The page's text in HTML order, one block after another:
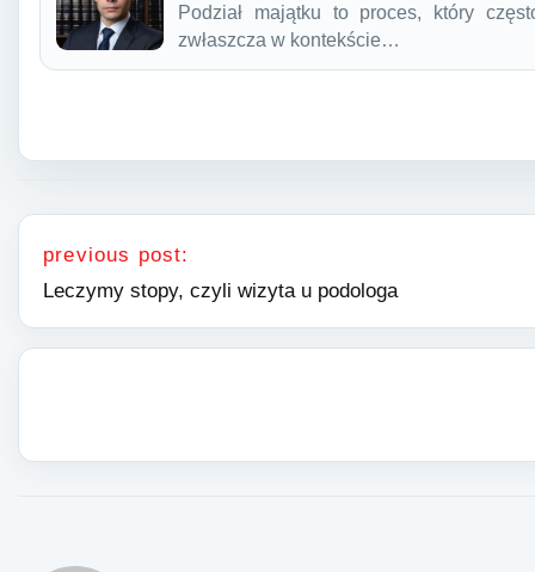
Podział majątku to proces, który
zwłaszcza w kontekście…
Nawigacja wpisu
previous post:
Leczymy stopy, czyli wizyta u podologa